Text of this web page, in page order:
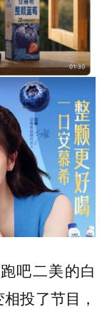
吧二美的白
投了节目，